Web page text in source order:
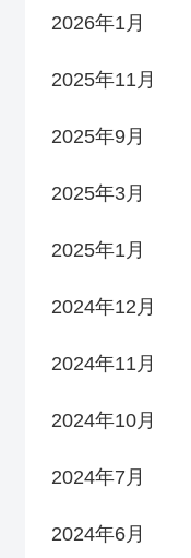
2026年1月
2025年11月
2025年9月
2025年3月
2025年1月
2024年12月
2024年11月
2024年10月
2024年7月
2024年6月